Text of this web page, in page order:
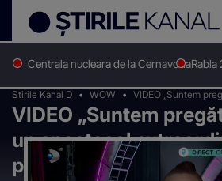
Centrala nucleara de la CernavodaRabla
Stirile Kanal D WOW
VIDEO „Suntem
extraordinar”.
„Shrek”
VIDEO „Suntem
un spectacol
pentru spectacolul